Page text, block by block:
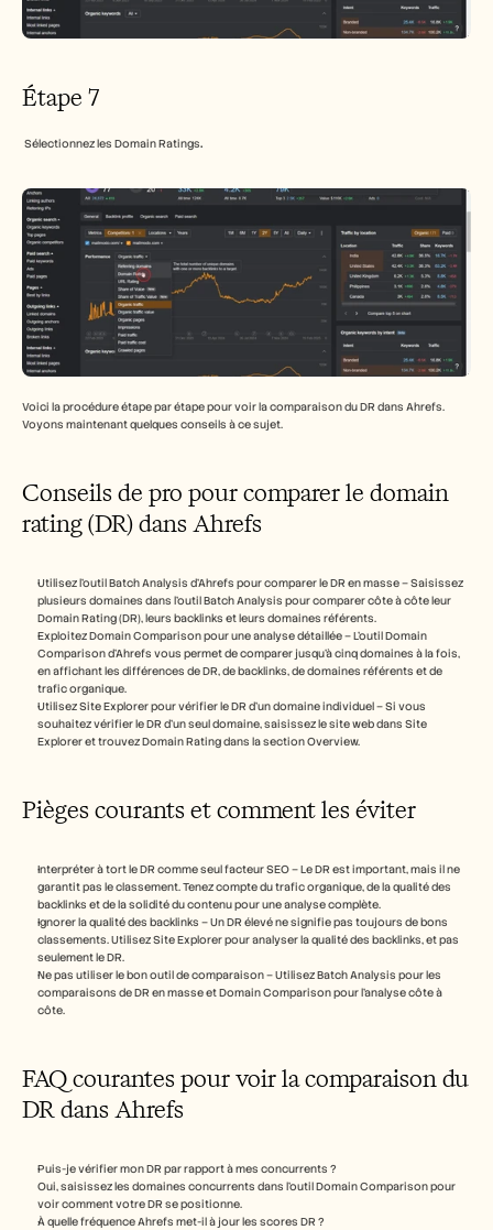
Étape 7
Sélectionnez les Domain Ratings.
Voici la procédure étape par étape pour voir la comparaison du DR dans Ahrefs.
Voyons maintenant quelques conseils à ce sujet.
Conseils de pro pour comparer le domain
rating (DR) dans Ahrefs
Utilisez l’outil Batch Analysis d’Ahrefs pour comparer le DR en masse – Saisissez
plusieurs domaines dans l’outil Batch Analysis pour comparer côte à côte leur
Domain Rating (DR), leurs backlinks et leurs domaines référents.
Exploitez Domain Comparison pour une analyse détaillée – L’outil Domain
Comparison d’Ahrefs vous permet de comparer jusqu’à cinq domaines à la fois,
en affichant les différences de DR, de backlinks, de domaines référents et de
trafic organique.
Utilisez Site Explorer pour vérifier le DR d’un domaine individuel – Si vous
souhaitez vérifier le DR d’un seul domaine, saisissez le site web dans Site
Explorer et trouvez Domain Rating dans la section Overview.
Pièges courants et comment les éviter
Interpréter à tort le DR comme seul facteur SEO – Le DR est important, mais il ne
garantit pas le classement. Tenez compte du trafic organique, de la qualité des
backlinks et de la solidité du contenu pour une analyse complète.
Ignorer la qualité des backlinks – Un DR élevé ne signifie pas toujours de bons
classements. Utilisez Site Explorer pour analyser la qualité des backlinks, et pas
seulement le DR.
Ne pas utiliser le bon outil de comparaison – Utilisez Batch Analysis pour les
comparaisons de DR en masse et Domain Comparison pour l’analyse côte à
côte.
FAQ courantes pour voir la comparaison du
DR dans Ahrefs
Puis-je vérifier mon DR par rapport à mes concurrents ?
Oui, saisissez les domaines concurrents dans l’outil Domain Comparison pour
voir comment votre DR se positionne.
À quelle fréquence Ahrefs met-il à jour les scores DR ?